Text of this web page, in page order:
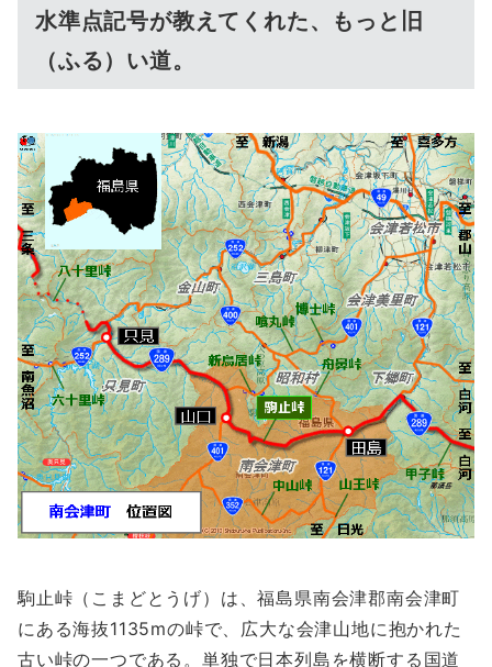
水準点記号が教えてくれた、もっと旧
（ふる）い道。
駒止峠（こまどとうげ）は、福島県南会津郡南会津町
にある海抜1135mの峠で、広大な会津山地に抱かれた
古い峠の一つである。単独で日本列島を横断する国道